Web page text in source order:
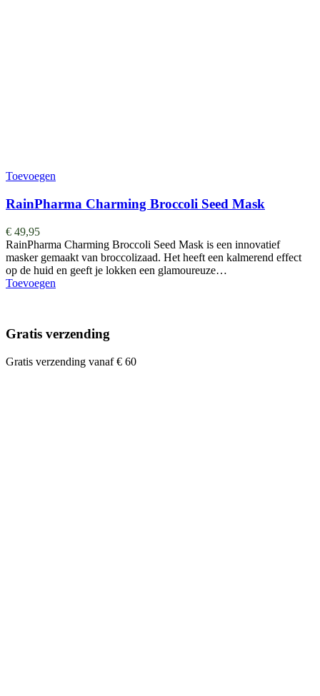
Toevoegen
RainPharma Charming Broccoli Seed Mask
€ 49,95
RainPharma Charming Broccoli Seed Mask is een innovatief
masker gemaakt van broccolizaad. Het heeft een kalmerend effect
op de huid en geeft je lokken een glamoureuze…
Toevoegen
Gratis verzending
Gratis verzending vanaf € 60